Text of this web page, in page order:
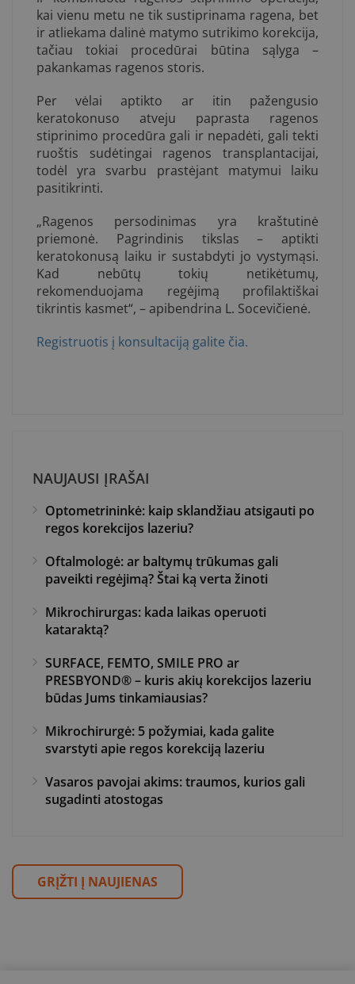
kai vienu metu ne tik sustiprinama ragena, bet
ir atliekama dalinė matymo sutrikimo korekcija,
tačiau tokiai procedūrai būtina sąlyga –
pakankamas ragenos storis.
Per vėlai aptikto ar itin pažengusio
keratokonuso atveju paprasta ragenos
stiprinimo procedūra gali ir nepadėti, gali tekti
ruoštis sudėtingai ragenos transplantacijai,
todėl yra svarbu prastėjant matymui laiku
pasitikrinti.
„Ragenos persodinimas yra kraštutinė
priemonė. Pagrindinis tikslas – aptikti
keratokonusą laiku ir sustabdyti jo vystymąsi.
Kad nebūtų tokių netikėtumų,
rekomenduojama regėjimą profilaktiškai
tikrintis kasmet“, – apibendrina L. Socevičienė.
Registruotis į konsultaciją galite čia.
NAUJAUSI ĮRAŠAI
Optometrininkė: kaip sklandžiau atsigauti po
regos korekcijos lazeriu?
Oftalmologė: ar baltymų trūkumas gali
paveikti regėjimą? Štai ką verta žinoti
Mikrochirurgas: kada laikas operuoti
kataraktą?
SURFACE, FEMTO, SMILE PRO ar
PRESBYOND® – kuris akių korekcijos lazeriu
būdas Jums tinkamiausias?
Mikrochirurgė: 5 požymiai, kada galite
svarstyti apie regos korekciją lazeriu
Vasaros pavojai akims: traumos, kurios gali
sugadinti atostogas
GRĮŽTI Į NAUJIENAS